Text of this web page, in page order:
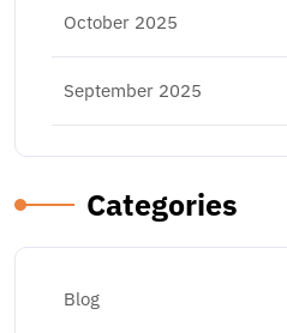
October 2025
September 2025
Categories
Blog